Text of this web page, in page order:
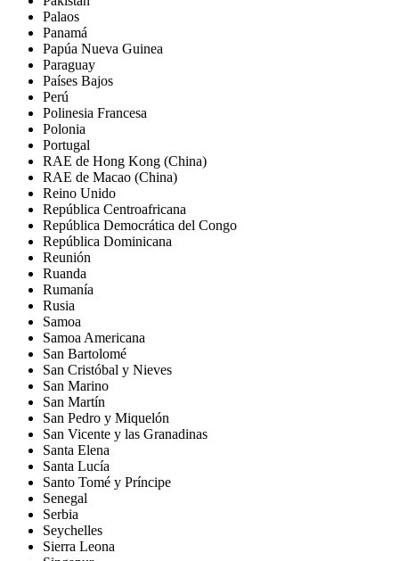
Palaos
Panamá
Papúa Nueva Guinea
Paraguay
Países Bajos
Perú
Polinesia Francesa
Polonia
Portugal
RAE de Hong Kong (China)
RAE de Macao (China)
Reino Unido
República Centroafricana
República Democrática del Congo
República Dominicana
Reunión
Ruanda
Rumanía
Rusia
Samoa
Samoa Americana
San Bartolomé
San Cristóbal y Nieves
San Marino
San Martín
San Pedro y Miquelón
San Vicente y las Granadinas
Santa Elena
Santa Lucía
Santo Tomé y Príncipe
Senegal
Serbia
Seychelles
Sierra Leona